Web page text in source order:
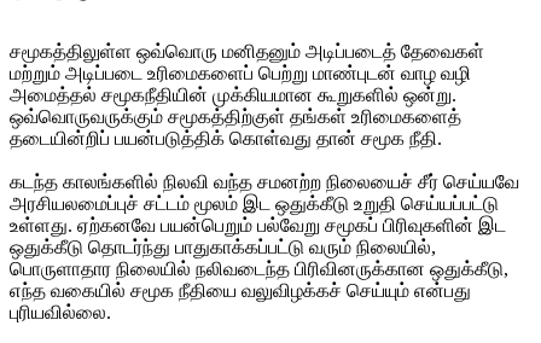
சமூகத்திலுள்ள ஒவ்வொரு மனிதனும் அடிப்படைத் தேவைகள்
மற்றும் அடிப்படை உரிமைகளைப் பெற்று மாண்புடன் வாழ வழி
அமைத்தல் சமூகநீதியின் முக்கியமான கூறுகளில் ஒன்று.
ஒவ்வொருவருக்கும் சமூகத்திற்குள் தங்கள் உரிமைகளைத்
தடையின்றிப் பயன்படுத்திக் கொள்வது தான் சமூக நீதி.
கடந்த காலங்களில் நிலவி வந்த சமனற்ற நிலையைச் சீர் செய்யவே
அரசியலமைப்புச் சட்டம் மூலம் இட ஒதுக்கீடு உறுதி செய்யப்பட்டு
உள்ளது. ஏற்கனவே பயன்பெறும் பல்வேறு சமூகப் பிரிவுகளின் இட
ஒதுக்கீடு தொடர்ந்து பாதுகாக்கப்பட்டு வரும் நிலையில்,
பொருளாதார நிலையில் நலிவடைந்த பிரிவினருக்கான ஒதுக்கீடு,
எந்த வகையில் சமூக நீதியை வலுவிழக்கச் செய்யும் என்பது
புரியவில்லை.